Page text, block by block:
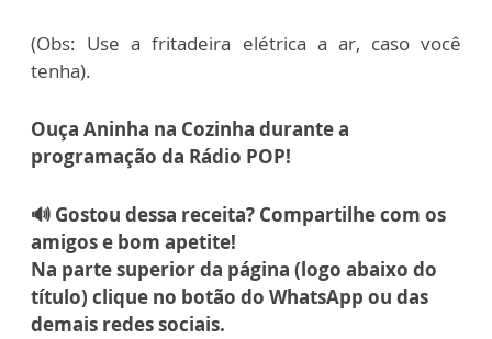
(Obs: Use a fritadeira elétrica a ar, caso você
tenha).
Ouça Aninha na Cozinha durante a
programação da Rádio POP!
🔊 Gostou dessa receita? Compartilhe com os
amigos e bom apetite!
Na parte superior da página (logo abaixo do
título) clique no botão do WhatsApp ou das
demais redes sociais.